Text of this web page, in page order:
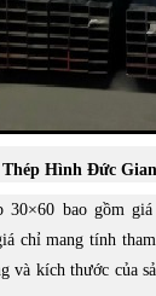
Hình Đức
30×60 bao gồm
chỉ mang tính
và kích thước của